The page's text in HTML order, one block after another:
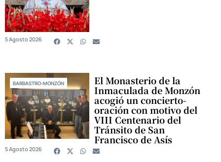
5 Agosto 2026
BARBASTRO-MONZÓN El Monasterio de la
Inmaculada de Monzón
acogió un concierto-
oración con motivo del
VIII Centenario del
Tránsito de San
Francisco de Asís
5 Agosto 2026